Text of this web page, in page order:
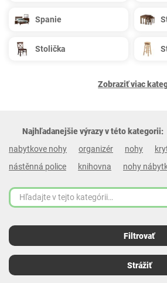
Spanie
Stolička
Zobraziť viac
Najhľadanejšie výrazy v této kategorii:
nabytkove nohy
organizér nohy
nástěnná police
knihovna nohy
Filtrovať
Strážiť